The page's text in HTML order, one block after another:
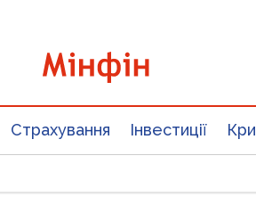
Страхування Інвестиції